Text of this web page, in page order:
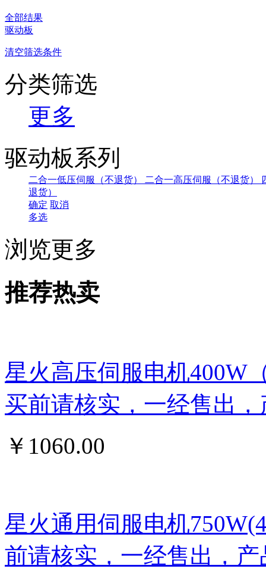
全部结果
驱动板
清空筛选条件
分类筛选
更多
驱动板系列
二合一低压伺服（不退货） 二合一高压伺服（不退货）
退货）
确定 取消
多选
浏览更多
推荐热卖
星火高压伺服电机400W
买前请核实，一经售出
￥ 1060.00
星火通用伺服电机
前请核实，一经售出，